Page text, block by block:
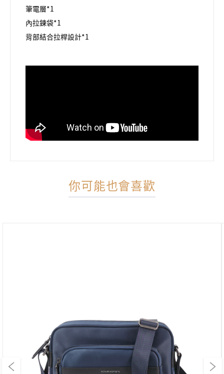
筆電層*1
內拉鍊袋*1
背部結合拉桿設計*1
你可能也會喜歡